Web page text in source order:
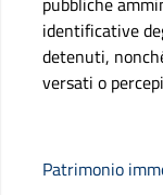
identificative
detenuti,
versati o
Patrimonio